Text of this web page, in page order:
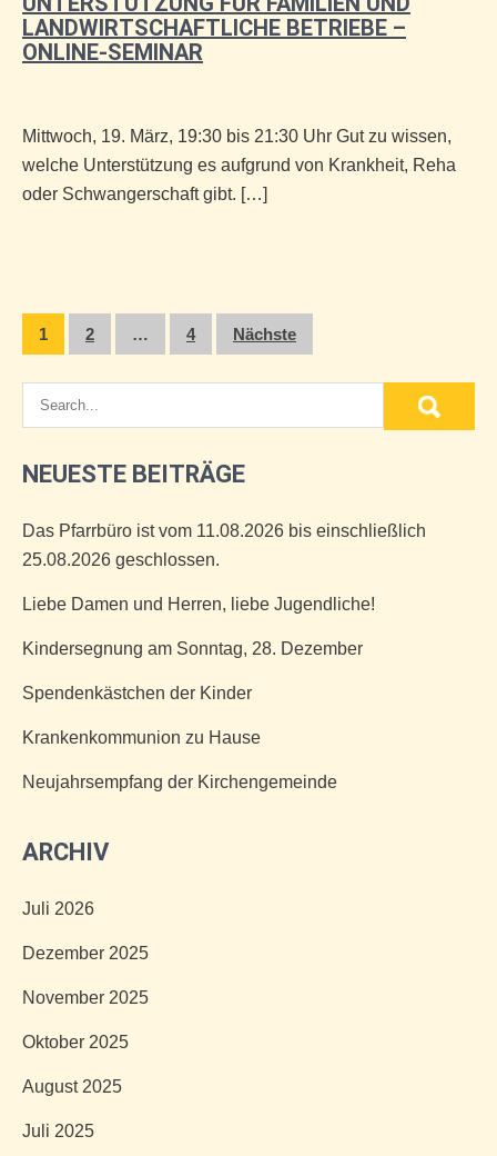
LANDWIRTSCHAFTLICHE BETRIEBE –
ONLINE-SEMINAR
Mittwoch, 19. März, 19:30 bis 21:30 Uhr Gut zu wissen,
welche Unterstützung es aufgrund von Krankheit, Reha
oder Schwangerschaft gibt. […]
Seitennummerierung
Beiträge
1 2 … 4 Nächste
NEUESTE BEITRÄGE
Das Pfarrbüro ist vom 11.08.2026 bis einschließlich
25.08.2026 geschlossen.
Liebe Damen und Herren, liebe Jugendliche!
Kindersegnung am Sonntag, 28. Dezember
Spendenkästchen der Kinder
Krankenkommunion zu Hause
Neujahrsempfang der Kirchengemeinde
ARCHIV
Juli 2026
Dezember 2025
November 2025
Oktober 2025
August 2025
Juli 2025